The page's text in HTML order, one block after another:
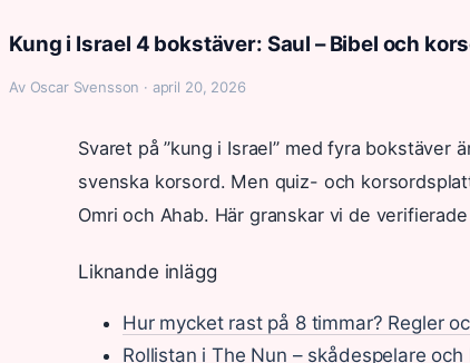
Kung i Israel 4 bokstäver: Saul – Bibel och
Av Oscar Svensson · april 20, 2026
Svaret på ”kung i Israel” med fyra bokstäver
svenska korsord. Men quiz- och
Omri och Ahab. Här granskar vi de
Liknande inlägg
Hur mycket rast på 8 timmar? Regler
Rollistan i The Nun – skådespelare